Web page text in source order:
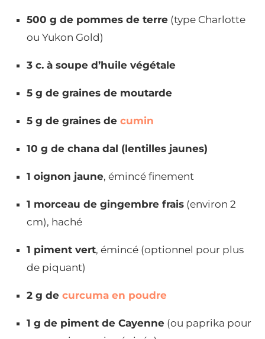
500 g de pommes de terre (type Charlotte
ou Yukon Gold)
3 c. à soupe d’huile végétale
5 g de graines de moutarde
5 g de graines de cumin
10 g de chana dal (lentilles jaunes)
1 oignon jaune, émincé finement
1 morceau de gingembre frais (environ 2
cm), haché
1 piment vert, émincé (optionnel pour plus
de piquant)
2 g de curcuma en poudre
1 g de piment de Cayenne (ou paprika pour